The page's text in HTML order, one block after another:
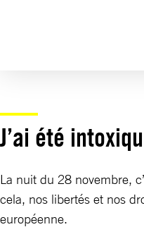
J’ai été
La nuit du 28 novembre,
cela, nos libertés et nos
européenne.